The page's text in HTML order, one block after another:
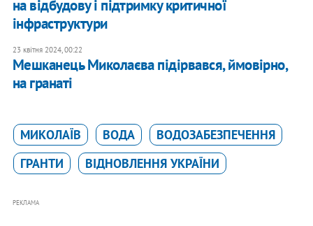
на відбудову і підтримку критичної
інфраструктури
23 квітня 2024, 00:22
Мешканець Миколаєва підірвався, ймовірно,
на гранаті
МИКОЛАЇВ ВОДА
ВОДОЗАБЕЗПЕЧЕННЯ
ГРАНТИ
ВІДНОВЛЕННЯ УКРАЇНИ
РЕКЛАМА